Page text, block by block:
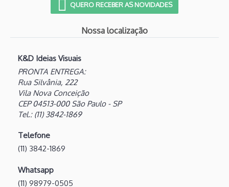
QUERO RECEBER AS NOVIDADES
Nossa localização
K&D Ideias Visuais
PRONTA ENTREGA:
Rua Silvânia, 222
Vila Nova Conceição
CEP 04513-000 São Paulo - SP
Tel.: (11) 3842-1869
Telefone
(11) 3842-1869
Whatsapp
(11) 98979-0505